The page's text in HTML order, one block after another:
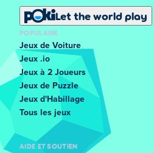
Let the world play
POPULAIRE
Jeux de Voiture
Jeux .io
Jeux à 2 Joueurs
Jeux de Puzzle
Jeux d'Habillage
Tous les jeux
AIDE ET SOUTIEN